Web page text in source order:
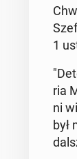
1
ria
ni
był